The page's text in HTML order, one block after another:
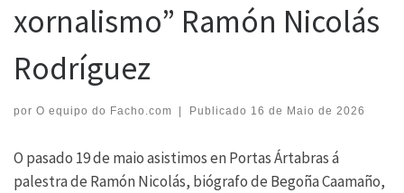
xornalismo” Ramón Nicolás
Rodríguez
por O equipo do Facho.com Publicado 16 de Maio de 2026
O pasado 19 de maio asistimos en Portas Ártabras á
palestra de Ramón Nicolás, biógrafo de Begoña Caamaño,